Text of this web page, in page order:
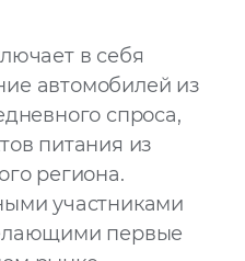
в себя
автомобилей из
спроса,
питания из
региона.
участниками
первые